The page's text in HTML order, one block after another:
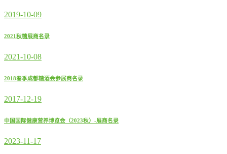
2019-10-09
2021秋糖展商名录
2021-10-08
2018春季成都糖酒会参展商名录
2017-12-19
中国国际健康营养博览会（2023秋）-展商名录
2023-11-17